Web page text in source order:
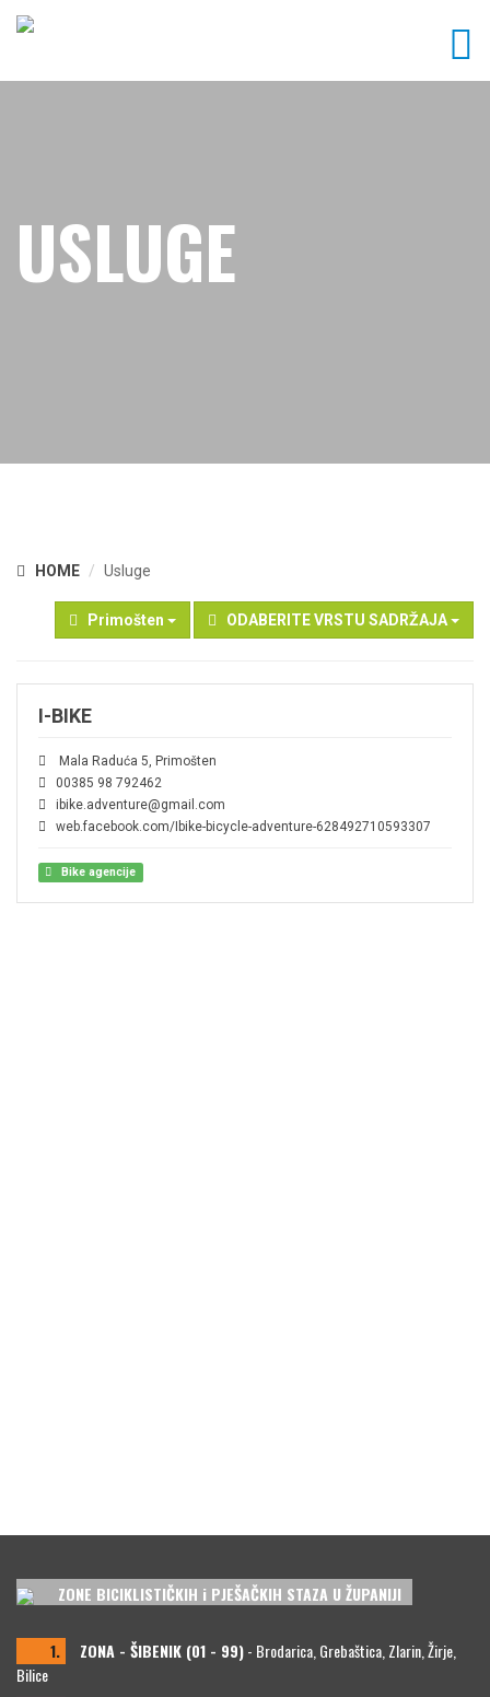
USLUGE
HOME Usluge
Primošten ODABERITE VRSTU SADRŽAJA
I-BIKE
Mala Raduća 5, Primošten
00385 98 792462
ibike.adventure@gmail.com
web.facebook.com/Ibike-bicycle-adventure-628492710593307
Bike agencije
ZONE BICIKLISTIČKIH i PJEŠAČKIH STAZA U ŽUPANIJI
1. ZONA - ŠIBENIK (01 - 99)- Brodarica, Grebaštica, Zlarin, Žirje,
Bilice